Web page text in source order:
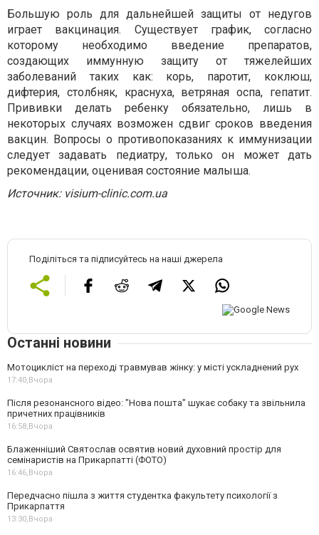
Большую роль для дальнейшей защиты от недугов
играет вакцинация. Существует график, согласно
которому необходимо введение препаратов,
создающих иммунную защиту от тяжелейших
заболеваний таких как: корь, паротит, коклюш,
дифтерия, столбняк, краснуха, ветряная оспа, гепатит.
Прививки делать ребенку обязательно, лишь в
некоторых случаях возможен сдвиг сроков введения
вакцин. Вопросы о противопоказаниях к иммунизации
следует задавать педиатру, только он может дать
рекомендации, оценивая состояние малыша.
Источник: visium-clinic.com.ua
Поділіться та підписуйтесь на наші джерела
Останні новини
Мотоцикліст на переході травмував жінку: у місті ускладнений рух
17:40,Вчора
Після резонансного відео: "Нова пошта" шукає собаку та звільнила
причетних працівників
16:58,Вчора
Блаженніший Святослав освятив новий духовний простір для
семінаристів на Прикарпатті (ФОТО)
16:46,Вчора
Передчасно пішла з життя студентка факультету психології з
Прикарпаття
13:30,Вчора